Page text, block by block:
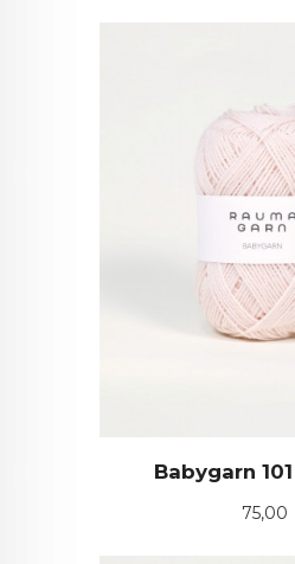
Babygarn
Pris
75,00